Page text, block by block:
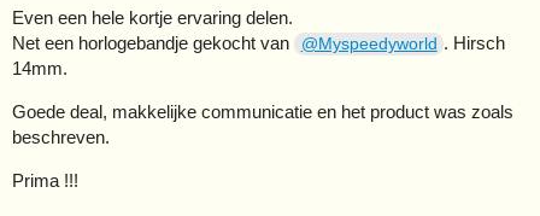
Even een hele kortje ervaring delen.
Net een horlogebandje gekocht van
@Myspeedyworld . Hirsch
14mm.
Goede deal, makkelijke communicatie en het product was zoals
beschreven.
Prima !!!